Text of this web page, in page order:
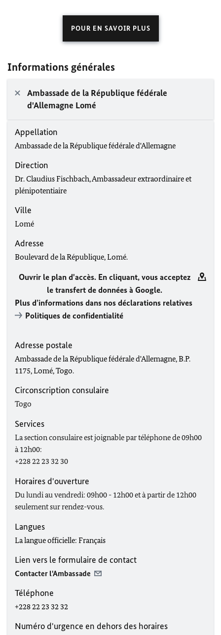
POUR EN SAVOIR PLUS
Informations générales
Ambassade de la République fédérale
d'Allemagne Lomé
Appellation
Ambassade de la République fédérale d'Allemagne
Direction
Dr. Claudius Fischbach, Ambassadeur extraordinaire et
plénipotentiaire
Ville
Lomé
Adresse
Boulevard de la République, Lomé.
Ouvrir le plan d'accès. En cliquant, vous acceptez
le transfert de données à Google.
Plus d’informations dans nos déclarations relatives
Politiques de confidentialité
Adresse postale
Ambassade de la République fédérale d'Allemagne, B.P.
1175, Lomé, Togo.
Circonscription consulaire
Togo
Services
La section consulaire est joignable par téléphone de 09h00
à 12h00:
+228 22 23 32 30
Horaires d'ouverture
Du lundi au vendredi: 09h00 - 12h00 et à partir de 12h00
seulement sur rendez-vous.
Langues
La langue officielle: Français
Lien vers le formulaire de contact
Contacter l'Ambassade
Téléphone
+228 22 23 32 32
Numéro d'urgence en dehors des horaires